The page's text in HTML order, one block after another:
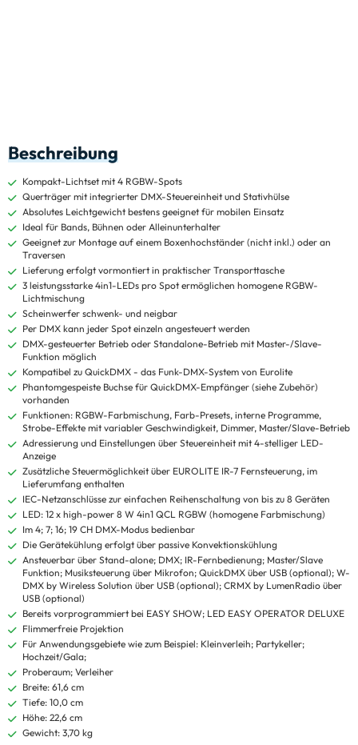
Beschreibung
Kompakt-Lichtset mit 4 RGBW-Spots
Querträger mit integrierter DMX-Steuereinheit und Stativhülse
Absolutes Leichtgewicht bestens geeignet für mobilen Einsatz
Ideal für Bands, Bühnen oder Alleinunterhalter
Geeignet zur Montage auf einem Boxenhochständer (nicht inkl.) oder an
Traversen
Lieferung erfolgt vormontiert in praktischer Transporttasche
3 leistungsstarke 4in1-LEDs pro Spot ermöglichen homogene RGBW-
Lichtmischung
Scheinwerfer schwenk- und neigbar
Per DMX kann jeder Spot einzeln angesteuert werden
DMX-gesteuerter Betrieb oder Standalone-Betrieb mit Master-/Slave-
Funktion möglich
Kompatibel zu QuickDMX - das Funk-DMX-System von Eurolite
Phantomgespeiste Buchse für QuickDMX-Empfänger (siehe Zubehör)
vorhanden
Funktionen: RGBW-Farbmischung, Farb-Presets, interne Programme,
Strobe-Effekte mit variabler Geschwindigkeit, Dimmer, Master/Slave-Betrieb
Adressierung und Einstellungen über Steuereinheit mit 4-stelliger LED-
Anzeige
Zusätzliche Steuermöglichkeit über EUROLITE IR-7 Fernsteuerung, im
Lieferumfang enthalten
IEC-Netzanschlüsse zur einfachen Reihenschaltung von bis zu 8 Geräten
LED: 12 x high-power 8 W 4in1 QCL RGBW (homogene Farbmischung)
Im 4; 7; 16; 19 CH DMX-Modus bedienbar
Die Gerätekühlung erfolgt über passive Konvektionskühlung
Ansteuerbar über Stand-alone; DMX; IR-Fernbedienung; Master/Slave
Funktion; Musiksteuerung über Mikrofon; QuickDMX über USB (optional); W-
DMX by Wireless Solution über USB (optional); CRMX by LumenRadio über
USB (optional)
Bereits vorprogrammiert bei EASY SHOW; LED EASY OPERATOR DELUXE
Flimmerfreie Projektion
Für Anwendungsgebiete wie zum Beispiel: Kleinverleih; Partykeller;
Hochzeit/Gala;
Proberaum; Verleiher
Breite: 61,6 cm
Tiefe: 10,0 cm
Höhe: 22,6 cm
Gewicht: 3,70 kg